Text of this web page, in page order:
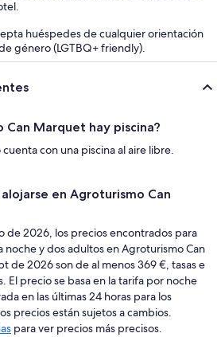
huéspedes de cualquier orientación
género (LGTBQ+ friendly).
Can Marquet hay piscina?
con una piscina al aire libre.
en Agroturismo Can
de 2026, los precios encontrados para
noche y dos adultos en Agroturismo Can
de 2026 son de al menos 369 €, tasas e
El precio se basa en la tarifa por noche
en las últimas 24 horas para los
precios están sujetos a cambios.
para ver precios más precisos.